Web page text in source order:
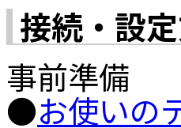
接続・設
事前準備
●お使いの